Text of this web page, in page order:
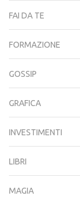
FAI DA TE
FORMAZIONE
GOSSIP
GRAFICA
INVESTIMENTI
LIBRI
MAGIA